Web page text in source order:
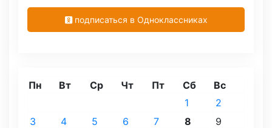
подписаться в Одноклассниках
Пн Вт Ср Чт Пт Сб Вс
1
2
3
4 5 6 7 8
9